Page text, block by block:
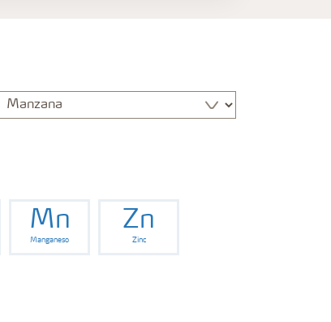
Mn
Manganeso
Zn
Zinc